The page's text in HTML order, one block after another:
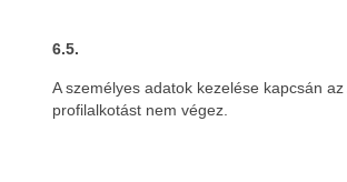
6.5.
A személyes adatok kezelése kapcsán
profilalkotást nem végez.